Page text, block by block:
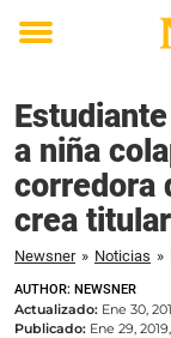
Toggle
a niña
corredora
crea
Newsner » Noticias »
AUTHOR: NEWSNER
Actualizado: Ene 30,
Publicado: Ene 29,